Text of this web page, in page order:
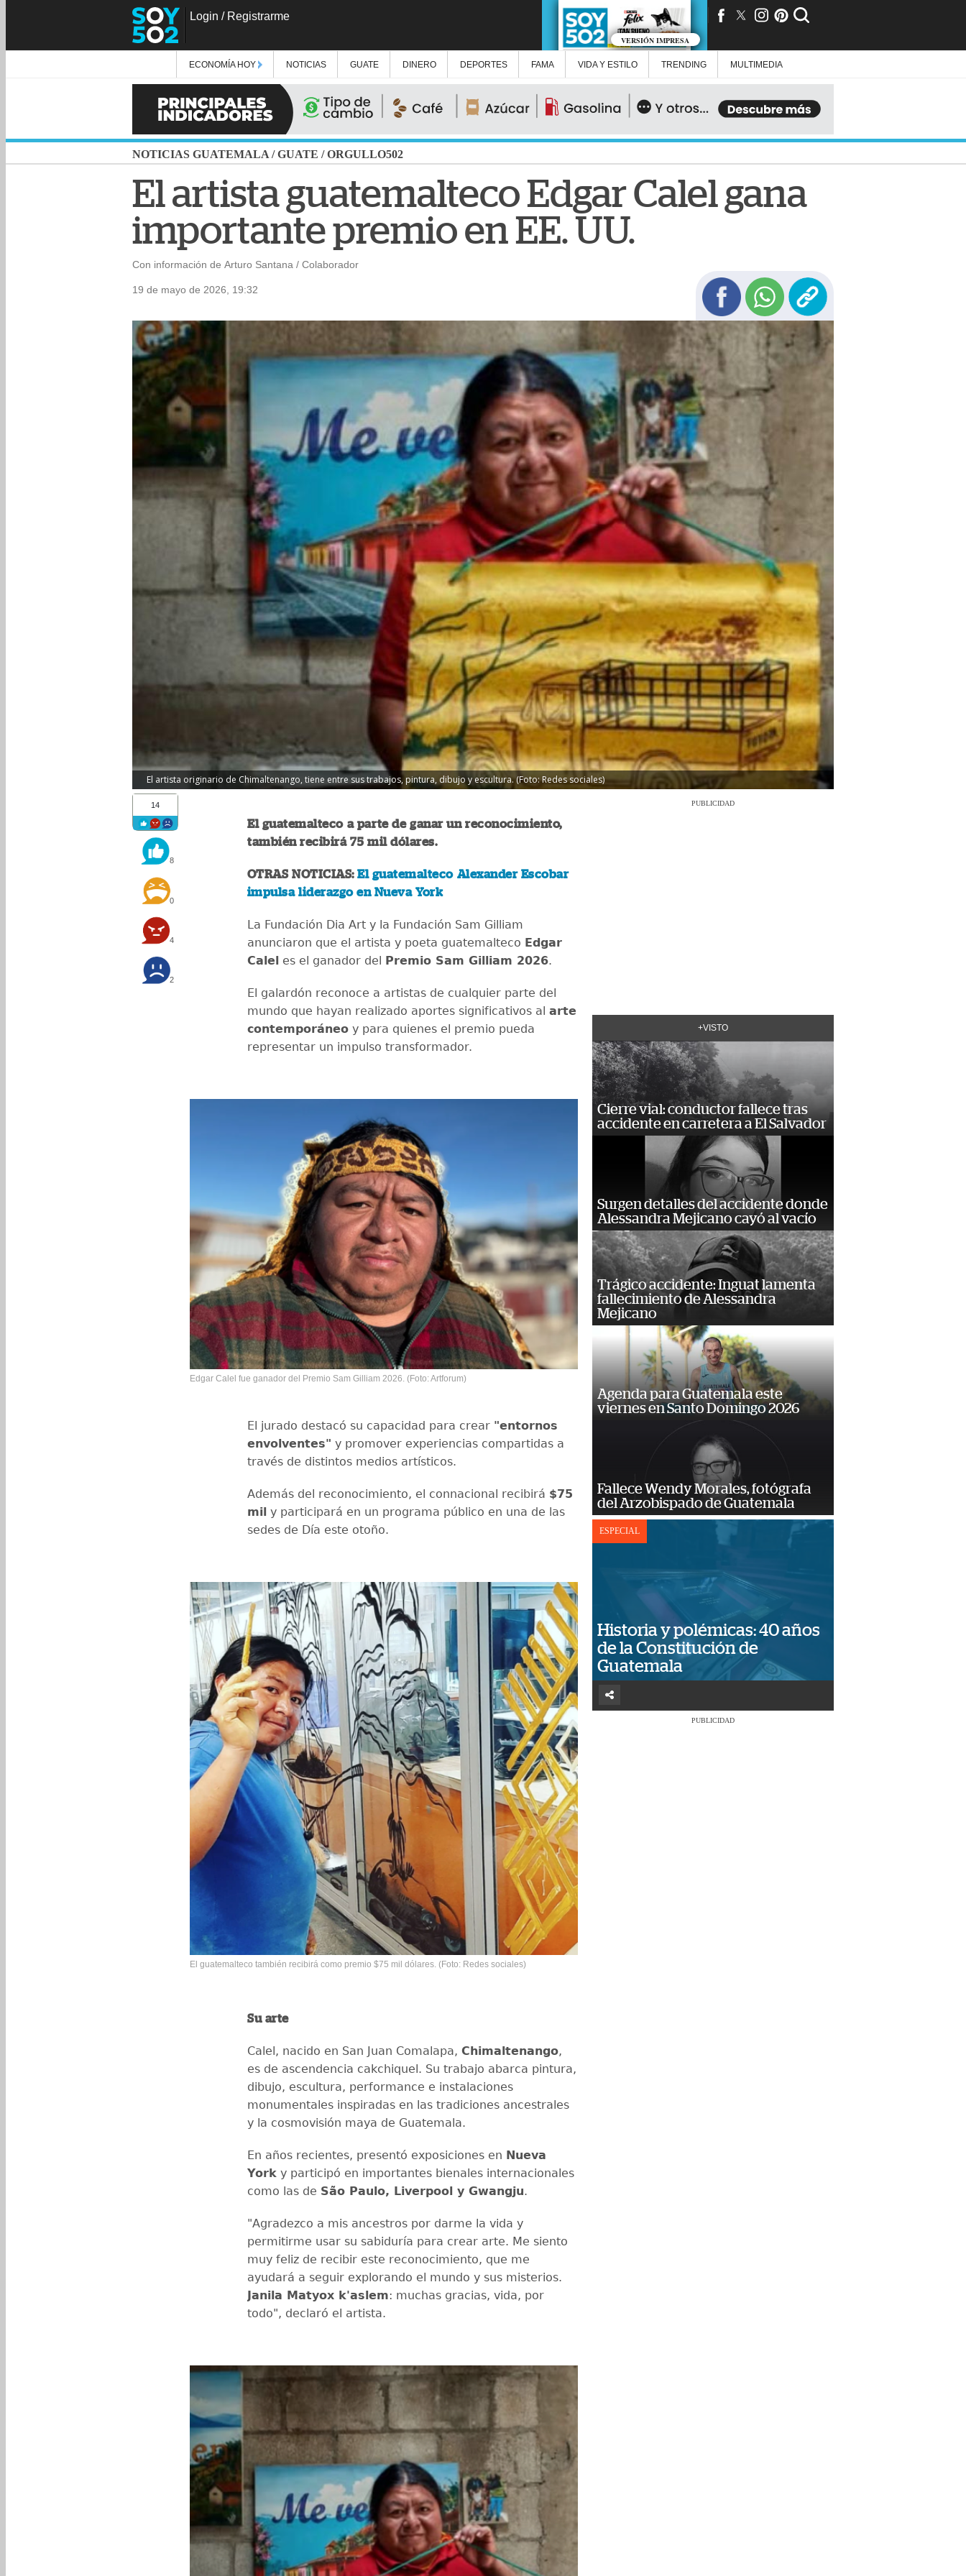
Login / Registrarme
VERSIÓN IMPRESA
ECONOMÍA HOY NOTICIAS GUATE DINERO DEPORTES FAMA VIDA Y ESTILO TRENDING MULTIMEDIA
NOTICIAS GUATEMALA /GUATE /ORGULLO502
El artista guatemalteco Edgar Calel gana
importante premio en EE. UU.
Con información de Arturo Santana / Colaborador
19 de mayo de 2026, 19:32
El artista originario de Chimaltenango, tiene entre sus trabajos, pintura, dibujo y escultura. (Foto: Redes sociales)
14
8
0
4
2
El guatemalteco a parte de ganar un reconocimiento,
también recibirá 75 mil dólares.
OTRAS NOTICIAS:El guatemalteco Alexander Escobar
impulsa liderazgo en Nueva York
La Fundación Dia Art y la Fundación Sam Gilliam
anunciaron que el artista y poeta guatemalteco Edgar
Calel es el ganador del Premio Sam Gilliam 2026.
El galardón reconoce a artistas de cualquier parte del
mundo que hayan realizado aportes significativos al arte
contemporáneo y para quienes el premio pueda
representar un impulso transformador.
Edgar Calel fue ganador del Premio Sam Gilliam 2026. (Foto: Artforum)
El jurado destacó su capacidad para crear "entornos
envolventes" y promover experiencias compartidas a
través de distintos medios artísticos.
Además del reconocimiento, el connacional recibirá $75
mil y participará en un programa público en una de las
sedes de Día este otoño.
El guatemalteco también recibirá como premio $75 mil dólares. (Foto: Redes sociales)
Su arte
Calel, nacido en San Juan Comalapa, Chimaltenango,
es de ascendencia cakchiquel. Su trabajo abarca pintura,
dibujo, escultura, performance e instalaciones
monumentales inspiradas en las tradiciones ancestrales
y la cosmovisión maya de Guatemala.
En años recientes, presentó exposiciones en Nueva
York y participó en importantes bienales internacionales
como las de São Paulo, Liverpool y Gwangju.
"Agradezco a mis ancestros por darme la vida y
permitirme usar su sabiduría para crear arte. Me siento
muy feliz de recibir este reconocimiento, que me
ayudará a seguir explorando el mundo y sus misterios.
Janila Matyox k'aslem: muchas gracias, vida, por
todo", declaró el artista.
PUBLICIDAD
+VISTO
Cierre vial: conductor fallece tras
accidente en carretera a El Salvador
Surgen detalles del accidente donde
Alessandra Mejicano cayó al vacío
Trágico accidente: Inguat lamenta
fallecimiento de Alessandra
Mejicano
Agenda para Guatemala este
viernes en Santo Domingo 2026
Fallece Wendy Morales, fotógrafa
del Arzobispado de Guatemala
ESPECIAL
Historia y polémicas: 40 años
de la Constitución de
Guatemala
PUBLICIDAD